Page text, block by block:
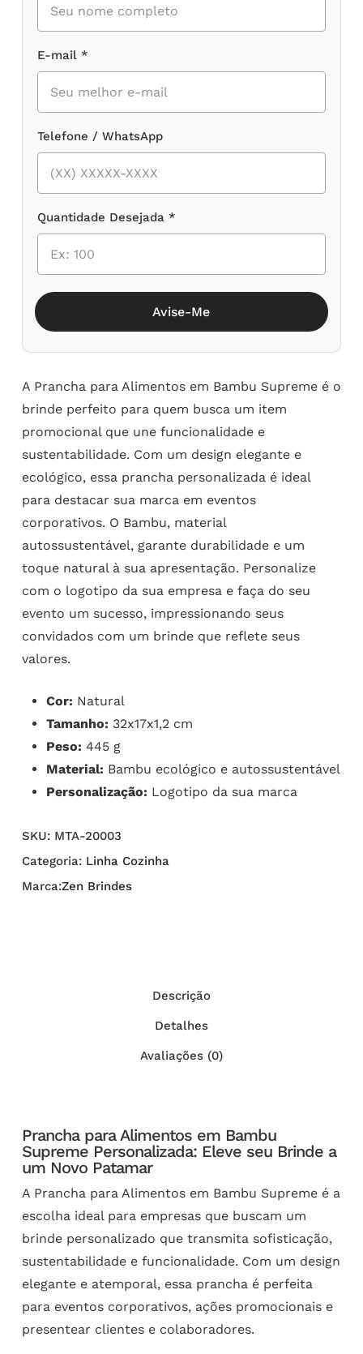
E-mail *
Telefone / WhatsApp
Quantidade Desejada *
Avise-Me
A Prancha para Alimentos em Bambu Supreme é o
brinde perfeito para quem busca um item
promocional que une funcionalidade e
sustentabilidade. Com um design elegante e
ecológico, essa prancha personalizada é ideal
para destacar sua marca em eventos
corporativos. O Bambu, material
autossustentável, garante durabilidade e um
toque natural à sua apresentação. Personalize
com o logotipo da sua empresa e faça do seu
evento um sucesso, impressionando seus
convidados com um brinde que reflete seus
valores.
Cor: Natural
Tamanho: 32x17x1,2 cm
Peso: 445 g
Material: Bambu ecológico e autossustentável
Personalização: Logotipo da sua marca
SKU: MTA-20003
Categoria: Linha Cozinha
Marca:Zen Brindes
Descrição
Detalhes
Avaliações (0)
Prancha para Alimentos em Bambu
Supreme Personalizada: Eleve seu Brinde a
um Novo Patamar
A Prancha para Alimentos em Bambu Supreme é a
escolha ideal para empresas que buscam um
brinde personalizado que transmita sofisticação,
sustentabilidade e funcionalidade. Com um design
elegante e atemporal, essa prancha é perfeita
para eventos corporativos, ações promocionais e
presentear clientes e colaboradores.